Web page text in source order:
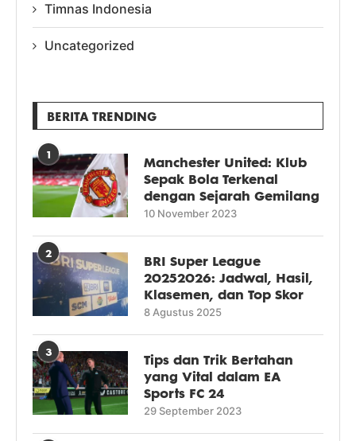
Timnas Indonesia
Uncategorized
BERITA TRENDING
1
Manchester United: Klub
Sepak Bola Terkenal
dengan Sejarah Gemilang
10 November 2023
2
BRI Super League
20252026: Jadwal, Hasil,
Klasemen, dan Top Skor
8 Agustus 2025
3
Tips dan Trik Bertahan
yang Vital dalam EA
Sports FC 24
29 September 2023